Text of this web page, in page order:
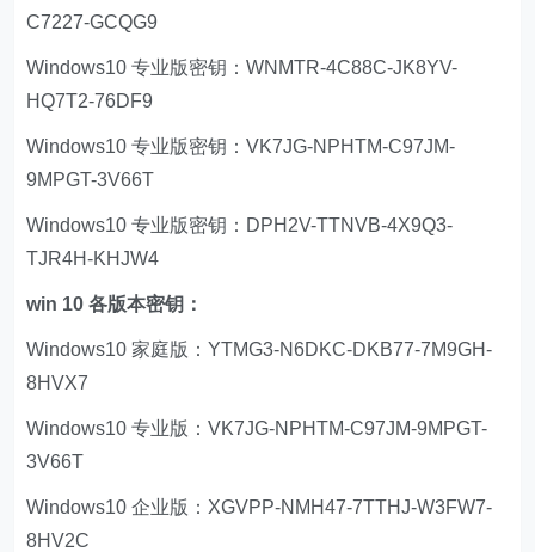
C7227-GCQG9
Windows10 专业版密钥：WNMTR-4C88C-JK8YV-
HQ7T2-76DF9
Windows10 专业版密钥：VK7JG-NPHTM-C97JM-
9MPGT-3V66T
Windows10 专业版密钥：DPH2V-TTNVB-4X9Q3-
TJR4H-KHJW4
win 10 各版本密钥：
Windows10 家庭版：YTMG3-N6DKC-DKB77-7M9GH-
8HVX7
Windows10 专业版：VK7JG-NPHTM-C97JM-9MPGT-
3V66T
Windows10 企业版：XGVPP-NMH47-7TTHJ-W3FW7-
8HV2C